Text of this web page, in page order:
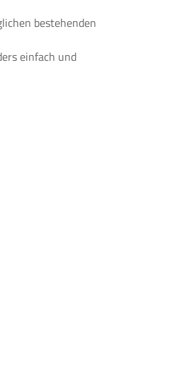
bestehenden
einfach und